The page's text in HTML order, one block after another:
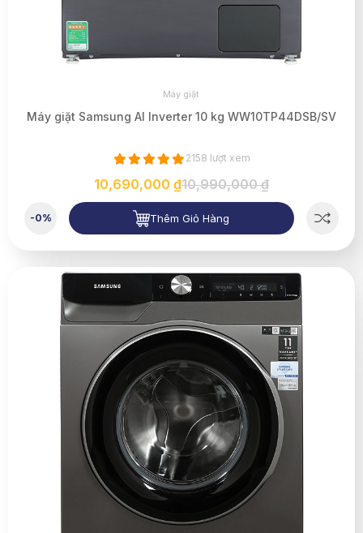
Máy giặt
Máy giặt Samsung AI Inverter 10 kg WW10TP44DSB/SV
2158 lượt xem
10,690,000 ₫10,990,000 ₫
-0% Thêm Giỏ Hàng